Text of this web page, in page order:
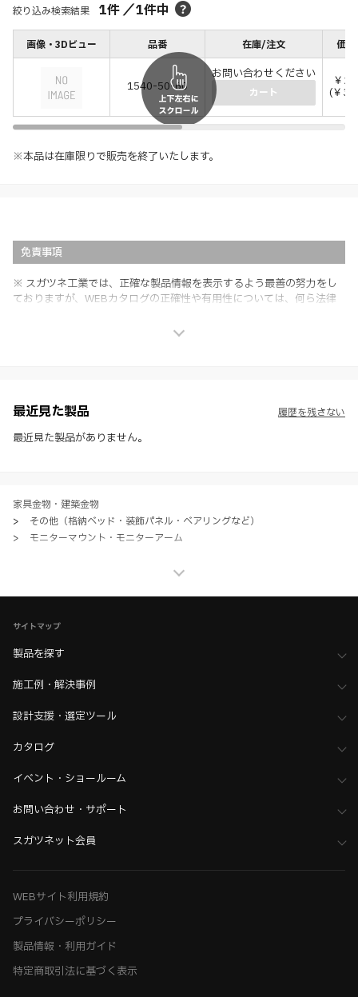
絞り込み検索結果 1件／1件中
画像・3Dビュー 品番 在庫/注文 価
1540-50-60
お問い合わせください
カート
￥
(￥
※本品は在庫限りで販売を終了いたします。
免責事項
※ スガツネ工業では、正確な製品情報を表示するよう最善の努力をし
ておりますが、WEBカタログの正確性や有用性については、何ら法律
社製品の使用ご検討、又は販売促進目的の利用に限ります。
※ 本WEBサイト製品情報のご利用にあたっては、WEBサイト利用規
約、プライバシーポリシー、製品情報ガイドをご確認いただき、内容の
最近見た製品
最近見た製品がありません。
履歴を残さない
家具金物・建築金物
>
その他（格納ベッド・装飾パネル・ベアリングなど）
>
モニターマウント・モニターアーム
その他（格納ベッド・装飾パネル・ベアリングなど）
> 全て（格納ベッド・手すり・汎用品）
サイトマップ
製品を探す
施工例・解決事例
設計支援・選定ツール
カタログ
イベント・ショールーム
お問い合わせ・サポート
スガツネット会員
WEBサイト利用規約
プライバシーポリシー
製品情報・利用ガイド
特定商取引法に基づく表示